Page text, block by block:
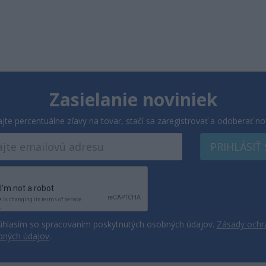
Zasielanie noviniek
percentuálne zľavy na tovar, stačí sa zaregistrovať a odoberať
PRIHLÁSIŤ
so spracovaním poskytnutých osobných údajov. Zásady
údajov.